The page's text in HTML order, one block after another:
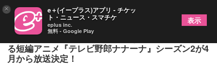
ビビる大木、温水洋一、つぶやきシローが声を演じ
る短編アニメ『テレビ野郎ナナーナ』シーズン2が4
月から放送決定！
× e＋(イープラス)アプリ - チケッ
ト・ニュース・スマチケ
eplus inc.
無料 - Google Play
表示